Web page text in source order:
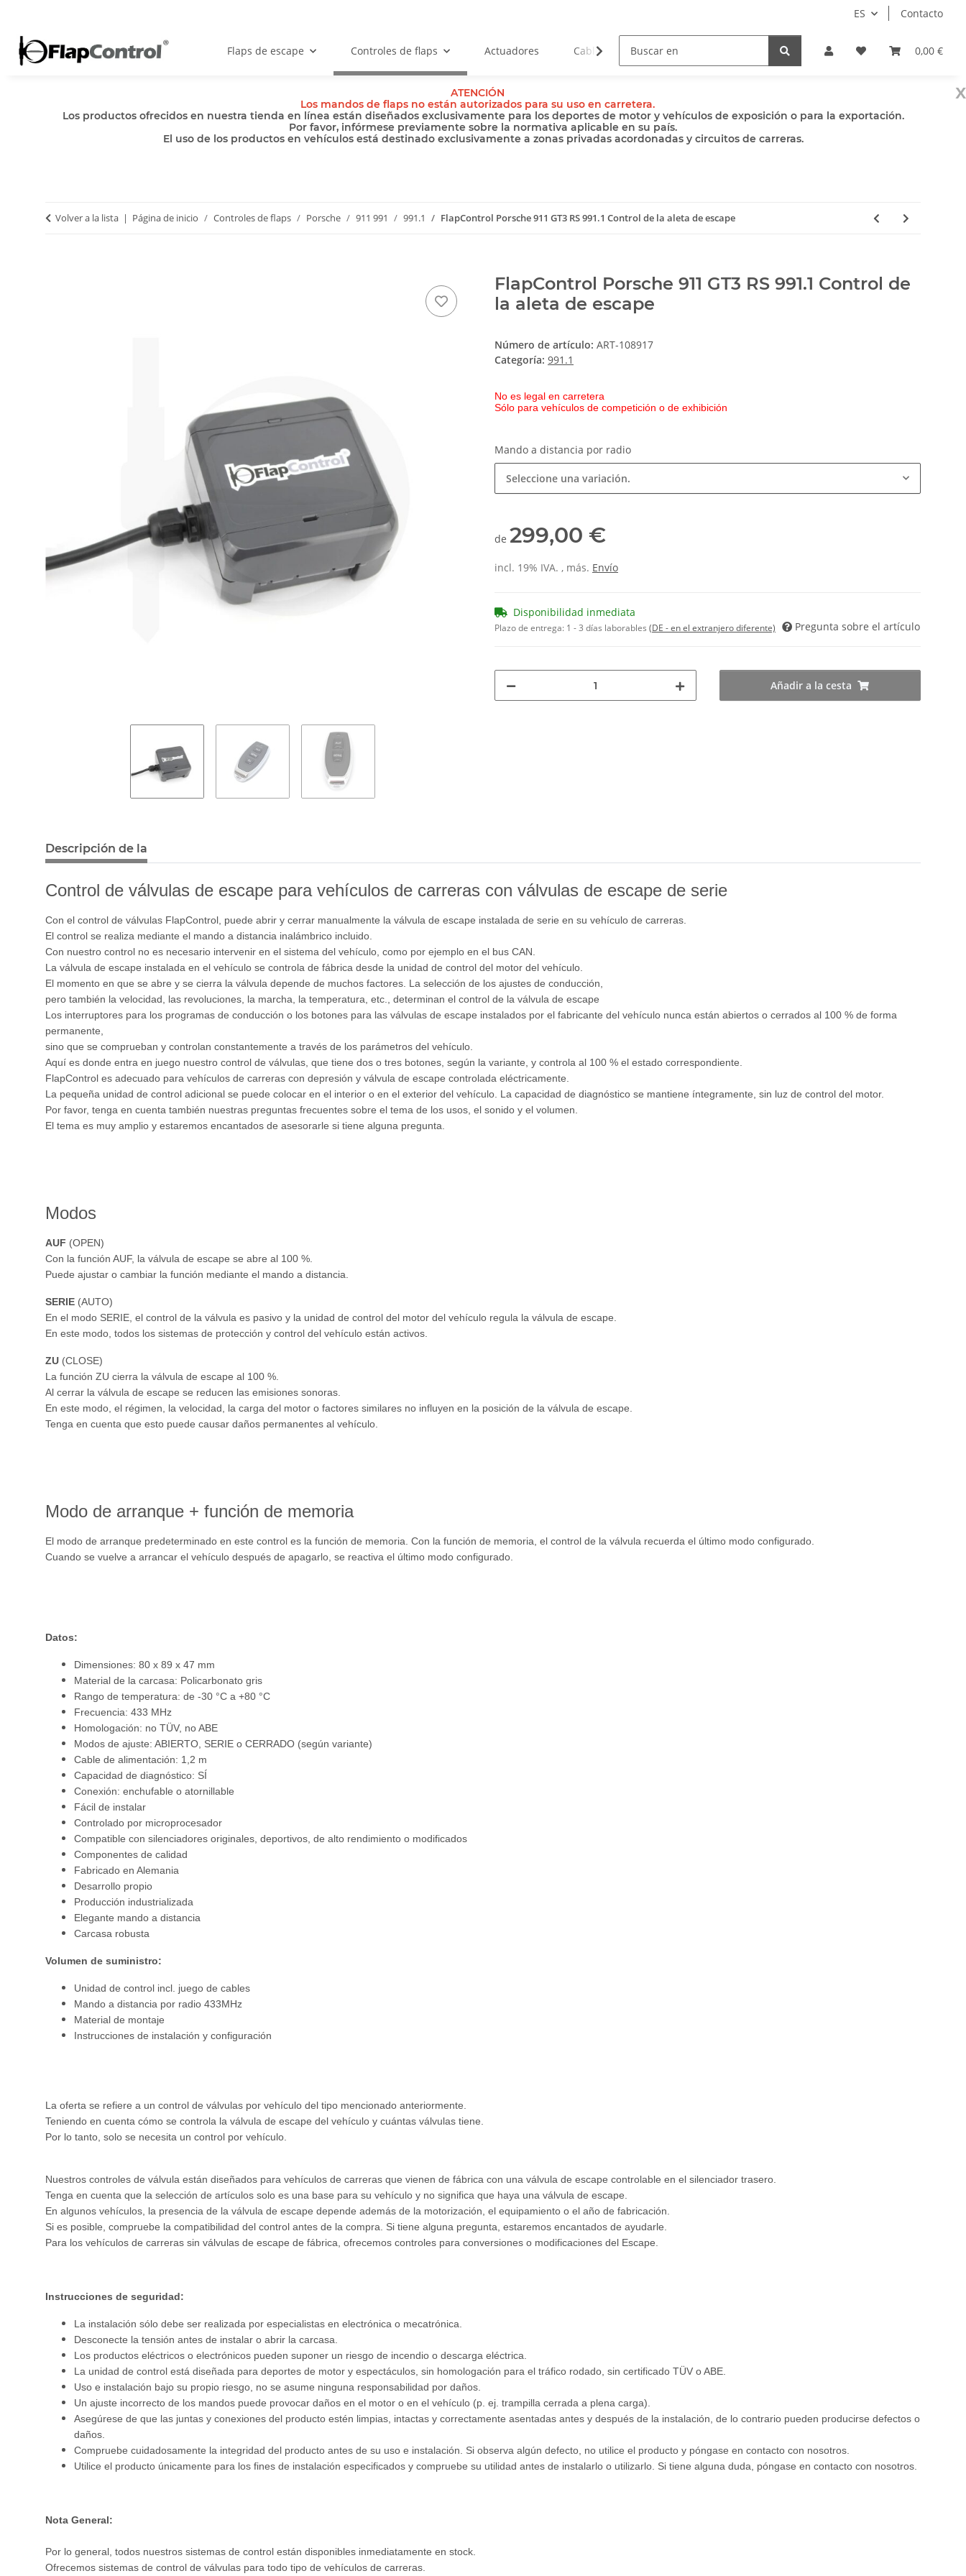
ES Contacto
0,00 €
Flaps de escape Controles de flaps Actuadores Cables Bombas
x
ATENCIÓN
Los mandos de flaps no están autorizados para su uso en carretera.
Los productos ofrecidos en nuestra tienda en línea están diseñados exclusivamente para los deportes de motor y vehículos de exposición o para la exportación.
Por favor, infórmese previamente sobre la normativa aplicable en su país.
El uso de los productos en vehículos está destinado exclusivamente a zonas privadas acordonadas y circuitos de carreras.
Volver a la lista Página de inicio Controles de flaps Porsche 911 991 991.1 FlapControl Porsche 911 GT3 RS 991.1 Control de la aleta de escape
FlapControl Porsche 911 GT3 RS 991.1 Control de
la aleta de escape
Número de artículo: ART-108917
Categoría: 991.1
No es legal en carretera
Sólo para vehículos de competición o de exhibición
Mando a distancia por radio
Seleccione una variación.
de 299,00 €
incl. 19% IVA. , más. Envío
Disponibilidad inmediata
Plazo de entrega: 1 - 3 días laborables (DE - en el extranjero diferente) Pregunta sobre el artículo
Añadir a la cesta
Descripción de la
Control de válvulas de escape para vehículos de carreras con válvulas de escape de serie
Con el control de válvulas FlapControl, puede abrir y cerrar manualmente la válvula de escape instalada de serie en su vehículo de carreras.
El control se realiza mediante el mando a distancia inalámbrico incluido.
Con nuestro control no es necesario intervenir en el sistema del vehículo, como por ejemplo en el bus CAN.
La válvula de escape instalada en el vehículo se controla de fábrica desde la unidad de control del motor del vehículo.
El momento en que se abre y se cierra la válvula depende de muchos factores. La selección de los ajustes de conducción,
pero también la velocidad, las revoluciones, la marcha, la temperatura, etc., determinan el control de la válvula de escape
Los interruptores para los programas de conducción o los botones para las válvulas de escape instalados por el fabricante del vehículo nunca están abiertos o cerrados al 100 % de forma
permanente,
sino que se comprueban y controlan constantemente a través de los parámetros del vehículo.
Aquí es donde entra en juego nuestro control de válvulas, que tiene dos o tres botones, según la variante, y controla al 100 % el estado correspondiente.
FlapControl es adecuado para vehículos de carreras con depresión y válvula de escape controlada eléctricamente.
La pequeña unidad de control adicional se puede colocar en el interior o en el exterior del vehículo. La capacidad de diagnóstico se mantiene íntegramente, sin luz de control del motor.
Por favor, tenga en cuenta también nuestras preguntas frecuentes sobre el tema de los usos, el sonido y el volumen.
El tema es muy amplio y estaremos encantados de asesorarle si tiene alguna pregunta.
Modos
AUF (OPEN)
Con la función AUF, la válvula de escape se abre al 100 %.
Puede ajustar o cambiar la función mediante el mando a distancia.
SERIE (AUTO)
En el modo SERIE, el control de la válvula es pasivo y la unidad de control del motor del vehículo regula la válvula de escape.
En este modo, todos los sistemas de protección y control del vehículo están activos.
ZU (CLOSE)
La función ZU cierra la válvula de escape al 100 %.
Al cerrar la válvula de escape se reducen las emisiones sonoras.
En este modo, el régimen, la velocidad, la carga del motor o factores similares no influyen en la posición de la válvula de escape.
Tenga en cuenta que esto puede causar daños permanentes al vehículo.
Modo de arranque + función de memoria
El modo de arranque predeterminado en este control es la función de memoria. Con la función de memoria, el control de la válvula recuerda el último modo configurado.
Cuando se vuelve a arrancar el vehículo después de apagarlo, se reactiva el último modo configurado.
Datos:
Dimensiones: 80 x 89 x 47 mm
Material de la carcasa: Policarbonato gris
Rango de temperatura: de -30 °C a +80 °C
Frecuencia: 433 MHz
Homologación: no TÜV, no ABE
Modos de ajuste: ABIERTO, SERIE o CERRADO (según variante)
Cable de alimentación: 1,2 m
Capacidad de diagnóstico: SÍ
Conexión: enchufable o atornillable
Fácil de instalar
Controlado por microprocesador
Compatible con silenciadores originales, deportivos, de alto rendimiento o modificados
Componentes de calidad
Fabricado en Alemania
Desarrollo propio
Producción industrializada
Elegante mando a distancia
Carcasa robusta
Volumen de suministro:
Unidad de control incl. juego de cables
Mando a distancia por radio 433MHz
Material de montaje
Instrucciones de instalación y configuración
La oferta se refiere a un control de válvulas por vehículo del tipo mencionado anteriormente.
Teniendo en cuenta cómo se controla la válvula de escape del vehículo y cuántas válvulas tiene.
Por lo tanto, solo se necesita un control por vehículo.
Nuestros controles de válvula están diseñados para vehículos de carreras que vienen de fábrica con una válvula de escape controlable en el silenciador trasero.
Tenga en cuenta que la selección de artículos solo es una base para su vehículo y no significa que haya una válvula de escape.
En algunos vehículos, la presencia de la válvula de escape depende además de la motorización, el equipamiento o el año de fabricación.
Si es posible, compruebe la compatibilidad del control antes de la compra. Si tiene alguna pregunta, estaremos encantados de ayudarle.
Para los vehículos de carreras sin válvulas de escape de fábrica, ofrecemos controles para conversiones o modificaciones del Escape.
Instrucciones de seguridad:
La instalación sólo debe ser realizada por especialistas en electrónica o mecatrónica.
Desconecte la tensión antes de instalar o abrir la carcasa.
Los productos eléctricos o electrónicos pueden suponer un riesgo de incendio o descarga eléctrica.
La unidad de control está diseñada para deportes de motor y espectáculos, sin homologación para el tráfico rodado, sin certificado TÜV o ABE.
Uso e instalación bajo su propio riesgo, no se asume ninguna responsabilidad por daños.
Un ajuste incorrecto de los mandos puede provocar daños en el motor o en el vehículo (p. ej. trampilla cerrada a plena carga).
Asegúrese de que las juntas y conexiones del producto estén limpias, intactas y correctamente asentadas antes y después de la instalación, de lo contrario pueden producirse defectos o
daños.
Compruebe cuidadosamente la integridad del producto antes de su uso e instalación. Si observa algún defecto, no utilice el producto y póngase en contacto con nosotros.
Utilice el producto únicamente para los fines de instalación especificados y compruebe su utilidad antes de instalarlo o utilizarlo. Si tiene alguna duda, póngase en contacto con nosotros.
Nota General:
Por lo general, todos nuestros sistemas de control están disponibles inmediatamente en stock.
Ofrecemos sistemas de control de válvulas para todo tipo de vehículos de carreras.